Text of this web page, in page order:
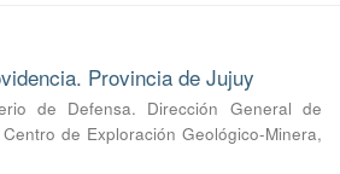
Provincia de Jujuy
de Defensa. Dirección General de
de Exploración Geológico-Minera,